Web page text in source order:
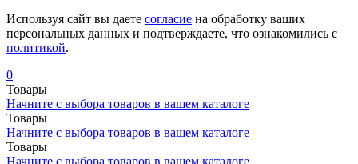
Используя сайт вы даете согласие на обработку ваших
персональных данных и подтверждаете, что ознакомились с
политикой.
0
Товары
Начните с выбора товаров в вашем каталоге
Товары
Начните с выбора товаров в вашем каталоге
Товары